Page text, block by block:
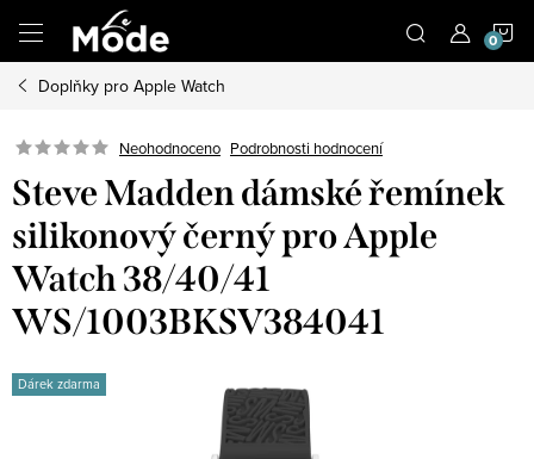
obsah
Doplňky pro Apple Watch
Neohodnoceno Podrobnosti hodnocení
Steve Madden dámské řemínek
silikonový černý pro Apple
Watch 38/40/41
WS/1003BKSV384041
Dárek zdarma